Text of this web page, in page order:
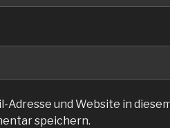
Adresse und Website in
speichern.